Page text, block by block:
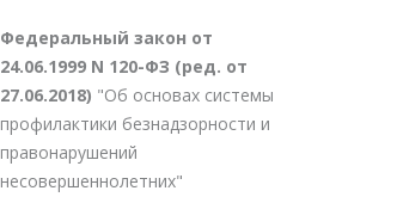
Федеральный закон от
24.06.1999 N 120-ФЗ (ред. от
27.06.2018) "Об основах системы
профилактики безнадзорности и
правонарушений
несовершеннолетних"